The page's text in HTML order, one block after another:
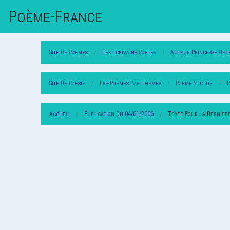
Poème-FrAnce
Site De Poemes Les Ecrivains Poetes Auteur Princesse
Site De Poesie Les Poemes Par Themes Poeme Suicide
Accueil Publication Du 04/01/2006 Texte Pour La